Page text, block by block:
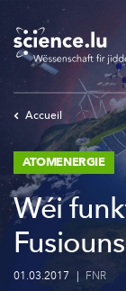
to
main
content
Accueil
ATOMENERGIE
Wéi
01.03.2017 | FNR